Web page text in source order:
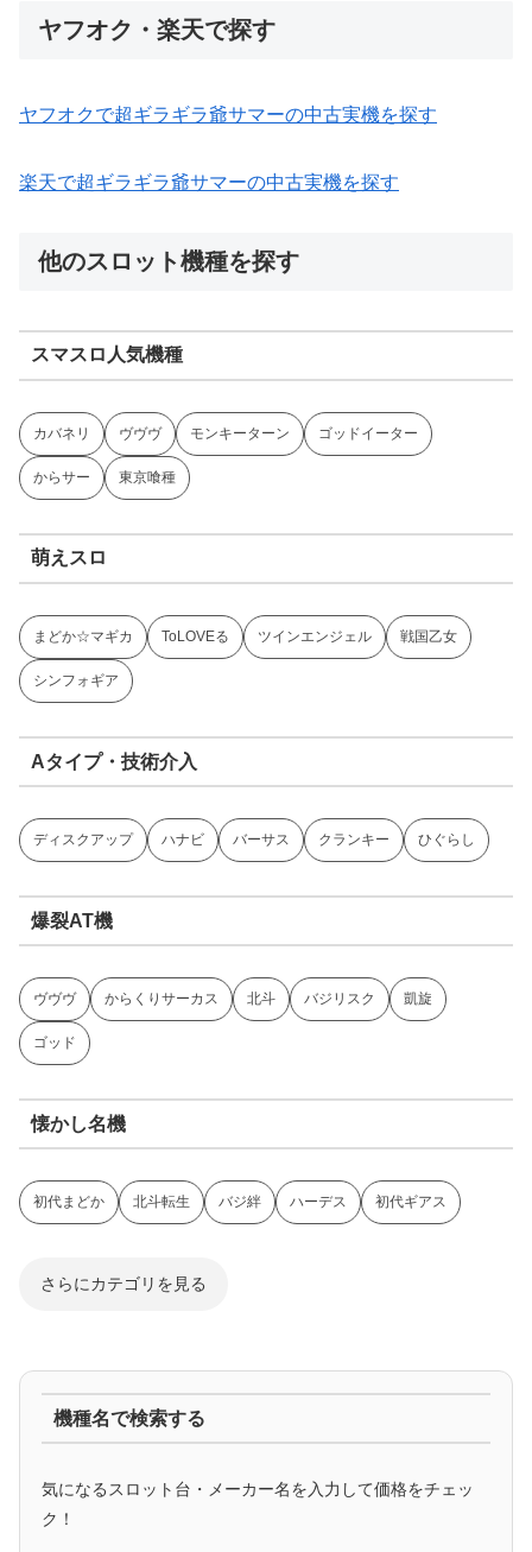
ヤフオク・楽天で探す
ヤフオクで超ギラギラ爺サマーの中古実機を探す
楽天で超ギラギラ爺サマーの中古実機を探す
他のスロット機種を探す
スマスロ人気機種
カバネリ ヴヴヴ モンキーターン ゴッドイーター
からサー 東京喰種
萌えスロ
まどか☆マギカ ToLOVEる ツインエンジェル 戦国乙女
シンフォギア
Aタイプ・技術介入
ディスクアップ ハナビ バーサス クランキー ひぐらし
爆裂AT機
ヴヴヴ からくりサーカス 北斗 バジリスク 凱旋
ゴッド
懐かし名機
初代まどか 北斗転生 バジ絆 ハーデス 初代ギアス
さらにカテゴリを見る
マイジャグ ファンキー アイム ゴージャグ ハッピー
アニメタイアップ
機種名で検索する
気になるスロット台・メーカー名を入力して価格をチェッ
ク！